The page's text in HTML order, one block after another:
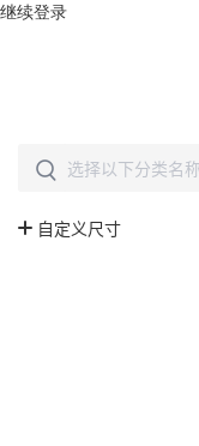
继续登录